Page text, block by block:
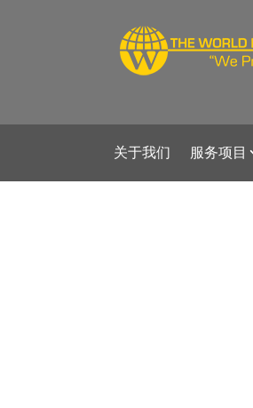
关于我们 服务项目